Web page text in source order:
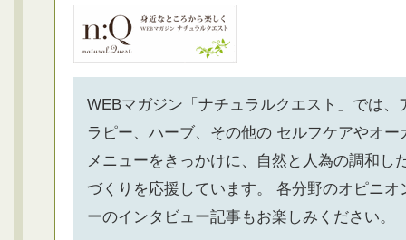
WEBマガジン「ナチュラルクエスト」では、
ラピー、ハーブ、その他の セルフケアやオー
メニューをきっかけに、自然と人為の調和し
づくりを応援しています。 各分野のオピニオ
ーのインタビュー記事もお楽しみください。